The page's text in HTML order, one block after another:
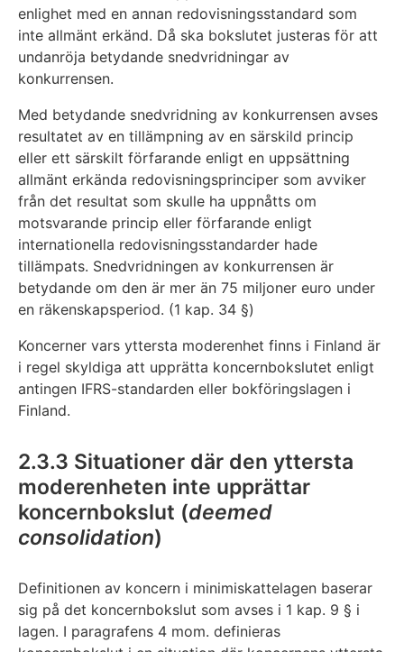
enlighet med en annan redovisningsstandard som
inte allmänt erkänd. Då ska bokslutet justeras för att
undanröja betydande snedvridningar av
konkurrensen.
Med betydande snedvridning av konkurrensen avses
resultatet av en tillämpning av en särskild princip
eller ett särskilt förfarande enligt en uppsättning
allmänt erkända redovisningsprinciper som avviker
från det resultat som skulle ha uppnåtts om
motsvarande princip eller förfarande enligt
internationella redovisningsstandarder hade
tillämpats. Snedvridningen av konkurrensen är
betydande om den är mer än 75 miljoner euro under
en räkenskapsperiod. (1 kap. 34 §)
Koncerner vars yttersta moderenhet finns i Finland är
i regel skyldiga att upprätta koncernbokslutet enligt
antingen IFRS-standarden eller bokföringslagen i
Finland.
2.3.3 Situationer där den yttersta
moderenheten inte upprättar
koncernbokslut (deemed
consolidation)
Definitionen av koncern i minimiskattelagen baserar
sig på det koncernbokslut som avses i 1 kap. 9 § i
lagen. I paragrafens 4 mom. definieras